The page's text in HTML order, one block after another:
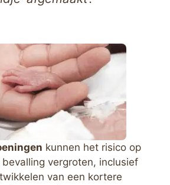
kunnen het risico op
vergroten, inclusief
van een kortere